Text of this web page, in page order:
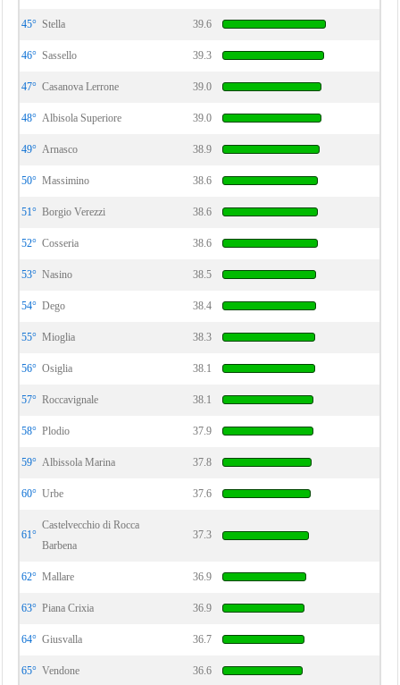
45° Stella 39.6
46° Sassello 39.3
47° Casanova Lerrone 39.0
48° Albisola Superiore 39.0
49° Arnasco 38.9
50° Massimino 38.6
51° Borgio Verezzi 38.6
52° Cosseria 38.6
53° Nasino 38.5
54° Dego 38.4
55° Mioglia 38.3
56° Osiglia 38.1
57° Roccavignale 38.1
58° Plodio 37.9
59° Albissola Marina 37.8
60° Urbe 37.6
61°
Castelvecchio di Rocca
Barbena
37.3
62° Mallare 36.9
63° Piana Crixia 36.9
64° Giusvalla 36.7
65° Vendone 36.6